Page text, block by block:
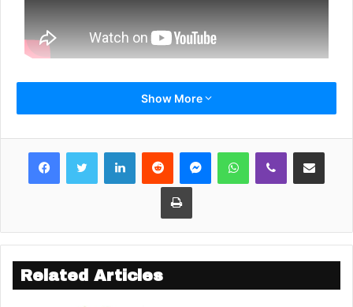
Show More
LinkedInReddit MessengerWhatsAppViber Share via Email
Print
Related Articles